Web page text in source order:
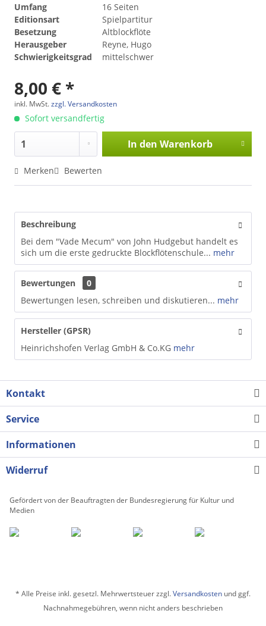
Umfang
16 Seiten
Editionsart
Spielpartitur
Besetzung
Altblockflöte
Herausgeber
Reyne, Hugo
Schwierigkeitsgrad
mittelschwer
8,00 € *
inkl. MwSt.zzgl. Versandkosten
Sofort versandfertig
In den Warenkorb
Merken Bewerten
Beschreibung
Bei dem "Vade Mecum" von John Hudgebut handelt es
sich um die erste gedruckte Blockflötenschule... mehr
Bewertungen
0
Bewertungen lesen, schreiben und diskutieren... mehr
Hersteller (GPSR)
Heinrichshofen Verlag GmbH & Co.KG mehr
Kontakt
Service
Informationen
Widerruf
Gefördert von der Beauftragten der Bundesregierung für Kultur und
Medien
* Alle Preise inkl. gesetzl. Mehrwertsteuer zzgl.Versandkosten und ggf.
Nachnahmegebühren, wenn nicht anders beschrieben